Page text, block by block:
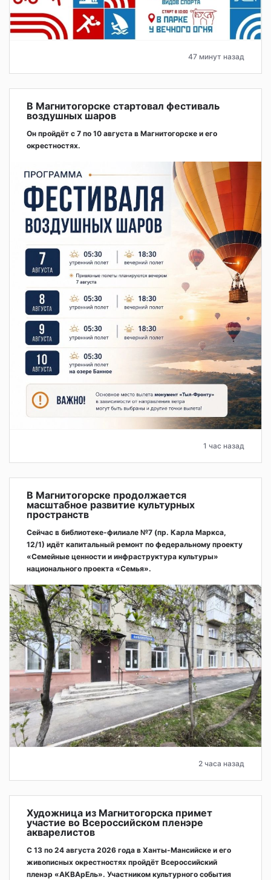
47 минут назад
В Магнитогорске стартовал фестиваль
воздушных шаров
Он пройдёт с 7 по 10 августа в Магнитогорске и его
окрестностях.
1 час назад
В Магнитогорске продолжается
масштабное развитие культурных
пространств
Сейчас в библиотеке-филиале №7 (пр. Карла Маркса,
12/1) идёт капитальный ремонт по федеральному проекту
«Семейные ценности и инфраструктура культуры»
национального проекта «Семья».
2 часа назад
Художница из Магнитогорска примет
участие во Всероссийском пленэре
акварелистов
С 13 по 24 августа 2026 года в Ханты-Мансийске и его
живописных окрестностях пройдёт Всероссийский
пленэр «АКВАрЕль». Участником культурного события